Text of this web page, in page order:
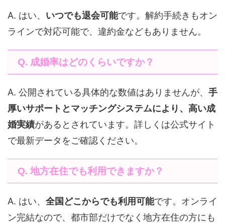
A. はい、 いつでも退会可能です。解約手続きもオン
ラインで対応可能で、違約金などもありません。
Q. 成婚率はどのくらいですか？
A. 公開されている具体的な数値はありませんが、 手
厚いサポートとマッチングシステムにより、高い成
婚実績があるとされています。詳しくは公式サイト
で最新データをご確認ください。
Q. 地方在住でも利用できますか？
A. はい、 全国どこからでも利用可能です。オンライ
ン完結なので、都市部だけでなく地方在住の方にも